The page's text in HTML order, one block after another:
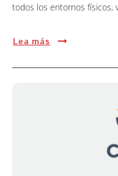
todos los entornos físicos,
Lea más